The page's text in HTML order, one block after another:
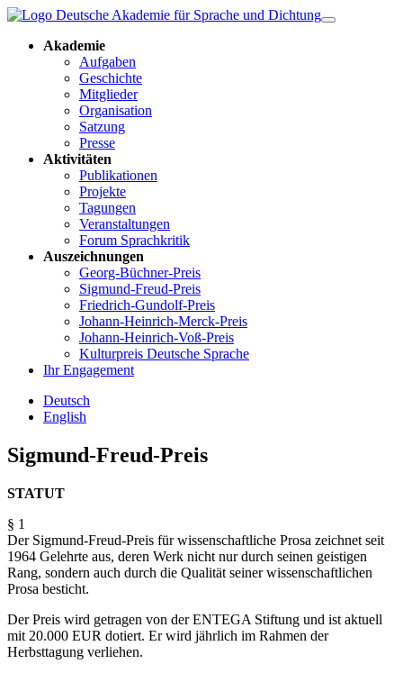
Akademie
Aufgaben
Geschichte
Mitglieder
Organisation
Satzung
Presse
Aktivitäten
Publikationen
Projekte
Tagungen
Veranstaltungen
Forum Sprachkritik
Auszeichnungen
Georg-Büchner-Preis
Sigmund-Freud-Preis
Friedrich-Gundolf-Preis
Johann-Heinrich-Merck-Preis
Johann-Heinrich-Voß-Preis
Kulturpreis Deutsche Sprache
Ihr Engagement
Deutsch
English
Sigmund-Freud-Preis
STATUT
§ 1
Der Sigmund-Freud-Preis für wissenschaftliche Prosa zeichnet seit
1964 Gelehrte aus, deren Werk nicht nur durch seinen geistigen
Rang, sondern auch durch die Qualität seiner wissenschaftlichen
Prosa besticht.
Der Preis wird getragen von der ENTEGA Stiftung und ist aktuell
mit 20.000 EUR dotiert. Er wird jährlich im Rahmen der
Herbsttagung verliehen.